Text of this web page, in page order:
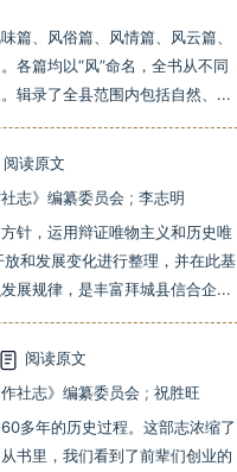
篇、风俗篇、风情篇、风云篇、
各篇均以“风”命名，全书从不同
辑录了全县范围内包括自然、...
阅读原文
志》编纂委员会 ; 李志明
针，运用辩证唯物主义和历史唯
和发展变化进行整理，并在此基
展规律，是丰富拜城县信合企...
阅读原文
社志》编纂委员会 ; 祝胜旺
多年的历史过程。这部志浓缩了
书里，我们看到了前辈们创业的